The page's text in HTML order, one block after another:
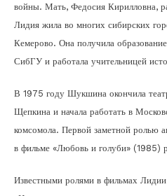
войны. Мать, Федосия Кирилловна,
Лидия жила во многих сибирских
Кемерово. Она получила
СибГУ и работала учительницей
В 1975 году Шукшина окончила
Щепкина и начала работать в
комсомола. Первой заметной ролью
в фильме «Любовь и голуби» (1985)
Известными ролями в фильмах